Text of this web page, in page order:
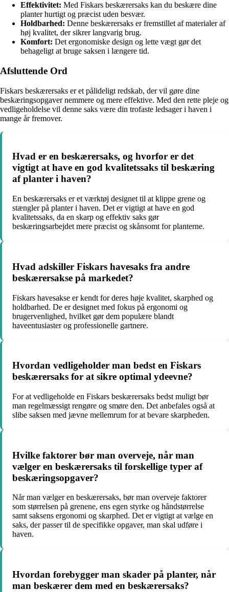
Effektivitet: Med Fiskars beskærersaks kan du beskære dine
planter hurtigt og præcist uden besvær.
Holdbarhed: Denne beskærersaks er fremstillet af materialer af
høj kvalitet, der sikrer langvarig brug.
Komfort: Det ergonomiske design og lette vægt gør det
behageligt at bruge saksen i længere tid.
Afsluttende Ord
Fiskars beskærersaks er et pålideligt redskab, der vil gøre dine
beskæringsopgaver nemmere og mere effektive. Med den rette pleje og
vedligeholdelse vil denne saks være din trofaste ledsager i haven i
mange år fremover.
Hvad er en beskærersaks, og hvorfor er det
vigtigt at have en god kvalitetssaks til beskæring
af planter i haven?
En beskærersaks er et værktøj designet til at klippe grene og
stængler på planter i haven. Det er vigtigt at have en god
kvalitetssaks, da en skarp og effektiv saks gør
beskæringsarbejdet mere præcist og skånsomt for planterne.
Hvad adskiller Fiskars havesaks fra andre
beskærersakse på markedet?
Fiskars havesakse er kendt for deres høje kvalitet, skarphed og
holdbarhed. De er designet med fokus på ergonomi og
brugervenlighed, hvilket gør dem populære blandt
haveentusiaster og professionelle gartnere.
Hvordan vedligeholder man bedst en Fiskars
beskærersaks for at sikre optimal ydeevne?
For at vedligeholde en Fiskars beskærersaks bedst muligt bør
man regelmæssigt rengøre og smøre den. Det anbefales også at
slibe saksen med jævne mellemrum for at bevare skarpheden.
Hvilke faktorer bør man overveje, når man
vælger en beskærersaks til forskellige typer af
beskæringsopgaver?
Når man vælger en beskærersaks, bør man overveje faktorer
som størrelsen på grenene, ens egen styrke og håndstørrelse
samt saksens ergonomi og skarphed. Det er vigtigt at vælge en
saks, der passer til de specifikke opgaver, man skal udføre i
haven.
Hvordan forebygger man skader på planter, når
man beskærer dem med en beskærersaks?